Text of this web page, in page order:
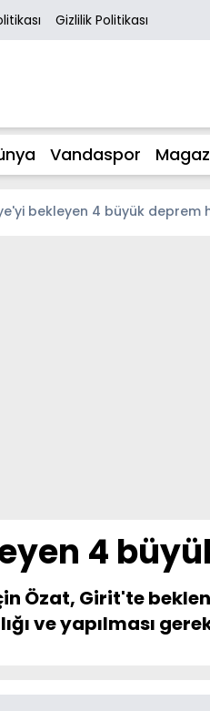
Gizlilik Politikası
Vandaspor
bekleyen 4 büyük deprem
4
Özat, Girit'te
ve yapılması